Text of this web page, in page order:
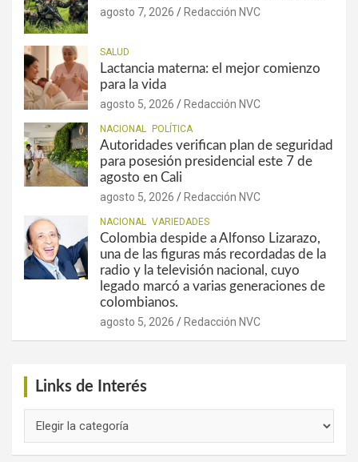
agosto 7, 2026 Redacción NVC
SALUD
Lactancia materna: el mejor comienzo
para la vida
agosto 5, 2026 Redacción NVC
NACIONAL POLÍTICA
Autoridades verifican plan de seguridad
para posesión presidencial este 7 de
agosto en Cali
agosto 5, 2026 Redacción NVC
NACIONAL VARIEDADES
Colombia despide a Alfonso Lizarazo,
una de las figuras más recordadas de la
radio y la televisión nacional, cuyo
legado marcó a varias generaciones de
colombianos.
agosto 5, 2026 Redacción NVC
Links de Interés